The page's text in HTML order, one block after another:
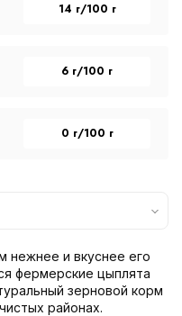
14 г/100 г
6 г/100 г
0 г/100 г
нежнее и вкуснее его
фермерские цыплята
зерновой корм
районах.